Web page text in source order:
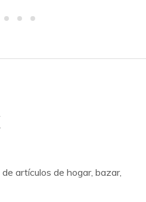
artículos de hogar, bazar,